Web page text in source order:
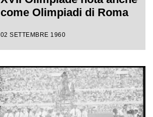
come Olimpiadi di Roma
02 SETTEMBRE 1960